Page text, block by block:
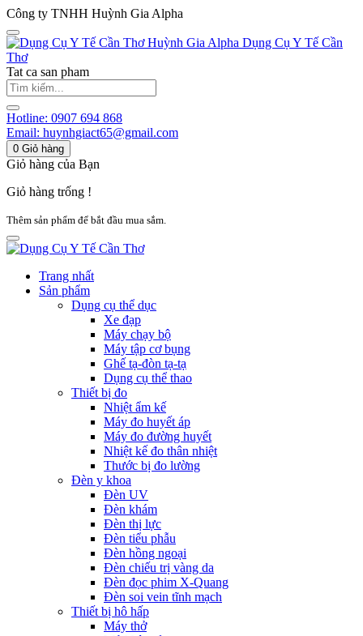
Công ty TNHH Huỳnh Gia Alpha
Huỳnh Gia Alpha Dụng Cụ Y Tế Cần
Thơ
Tat ca san pham
Hotline: 0907 694 868
Email: huynhgiact65@gmail.com
0 Giỏ hàng
Giỏ hàng của Bạn
Giỏ hàng trống !
Thêm sản phẩm để bắt đầu mua sắm.
Trang nhất
Sản phẩm
Dụng cụ thể dục
Xe đạp
Máy chạy bộ
Máy tập cơ bụng
Ghế tạ-đòn tạ-tạ
Dụng cụ thể thao
Thiết bị đo
Nhiệt ẩm kế
Máy đo huyết áp
Máy đo đường huyết
Nhiệt kế đo thân nhiệt
Thước bị đo lường
Đèn y khoa
Đèn UV
Đèn khám
Đèn thị lực
Đèn tiểu phẫu
Đèn hồng ngoại
Đèn chiếu trị vàng da
Đèn đọc phim X-Quang
Đèn soi vein tĩnh mạch
Thiết bị hô hấp
Máy thở